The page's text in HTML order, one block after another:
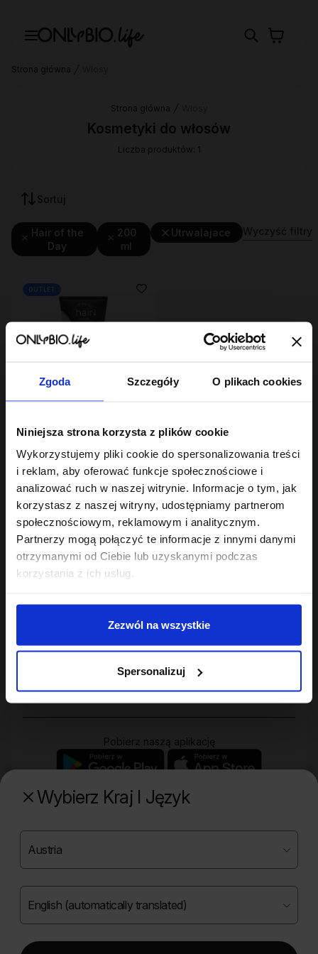
Zgoda Szczegóły O plikach cookies
Niniejsza strona korzysta z plików cookie
Wykorzystujemy pliki cookie do spersonalizowania treści
i reklam, aby oferować funkcje społecznościowe i
analizować ruch w naszej witrynie. Informacje o tym, jak
korzystasz z naszej witryny, udostępniamy partnerom
społecznościowym, reklamowym i analitycznym.
Partnerzy mogą połączyć te informacje z innymi danymi
otrzymanymi od Ciebie lub uzyskanymi podczas
korzystania z ich usług.
Zezwól na wszystkie
Spersonalizuj
Wybierz Kraj I Język
Strona główna
Strona główna
Kosmetyki do włosów
Liczba produktów: 1
Sortuj
Hair of the
Day
200
ml
Utrwalajace
Proteinowy żel do
200ml
6,90 zł
Najniższa cena z 30 dni przed
OUTLET
Sklep
Twoje konto
Pobierz naszą aplikację
Poznaj naszą drugą markę